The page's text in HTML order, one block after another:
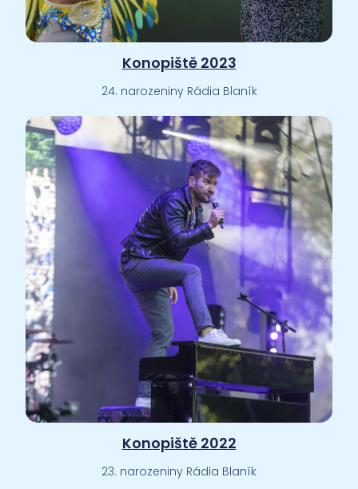
Konopiště 2023
24. narozeniny Rádia Blaník
Konopiště 2022
23. narozeniny Rádia Blaník